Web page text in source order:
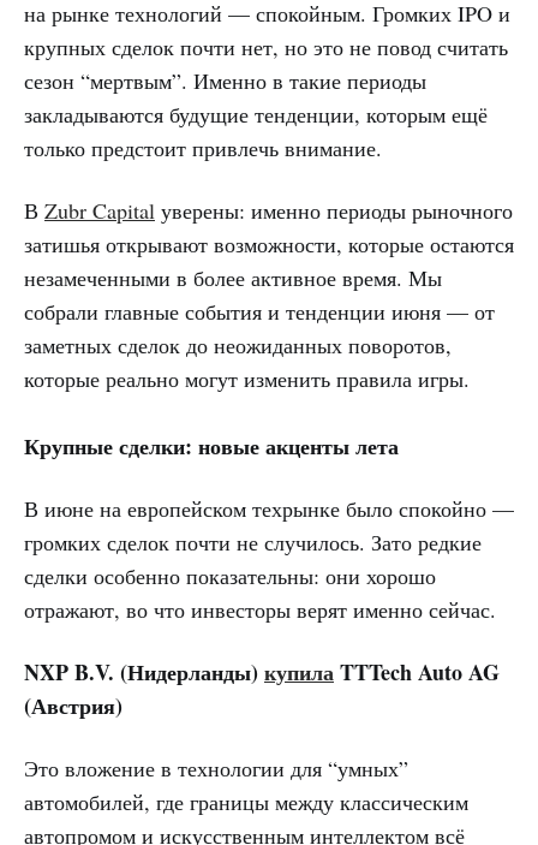
на рынке технологий — спокойным. Громких IPO и
крупных сделок почти нет, но это не повод считать
сезон “мертвым”. Именно в такие периоды
закладываются будущие тенденции, которым ещё
только предстоит привлечь внимание.
В Zubr Capital уверены: именно периоды рыночного
затишья открывают возможности, которые остаются
незамеченными в более активное время. Мы
собрали главные события и тенденции июня — от
заметных сделок до неожиданных поворотов,
которые реально могут изменить правила игры.
Крупные сделки: новые акценты лета
В июне на европейском техрынке было спокойно —
громких сделок почти не случилось. Зато редкие
сделки особенно показательны: они хорошо
отражают, во что инвесторы верят именно сейчас.
NXP B.V. (Нидерланды)купилаTTTech Auto AG
(Австрия)
Это вложение в технологии для “умных”
автомобилей, где границы между классическим
автопромом и искусственным интеллектом всё